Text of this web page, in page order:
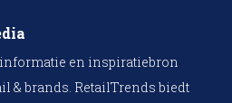
en inspiratiebron
& brands. RetailTrends biedt